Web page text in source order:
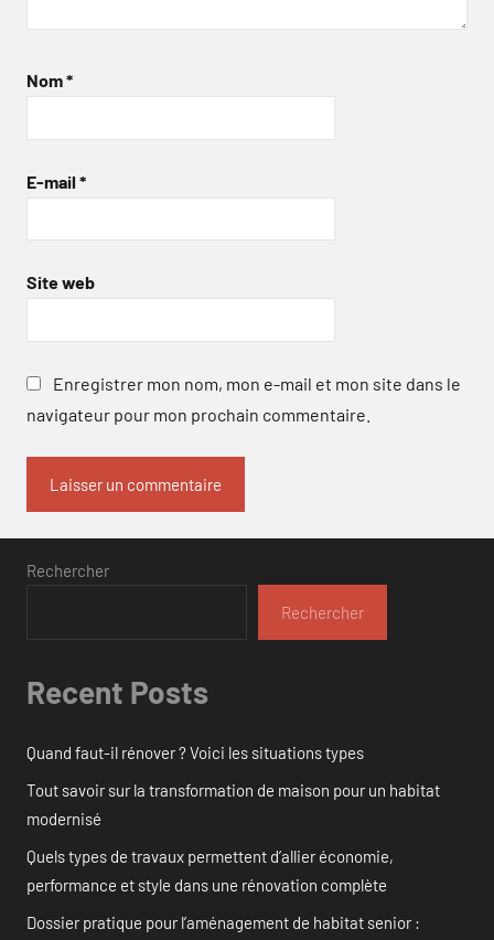
Nom*
E-mail *
Site web
Enregistrer mon nom, mon e-mail et mon site dans le
navigateur pour mon prochain commentaire.
Rechercher
Rechercher
Recent Posts
Quand faut-il rénover ? Voici les situations types
Tout savoir sur la transformation de maison pour un habitat
modernisé
Quels types de travaux permettent d’allier économie,
performance et style dans une rénovation complète
Dossier pratique pour l’aménagement de habitat senior :